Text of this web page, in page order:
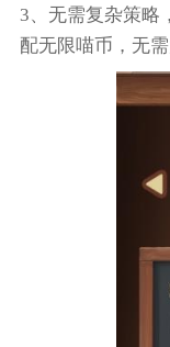
3、无需复杂策略
配无限喵币，无